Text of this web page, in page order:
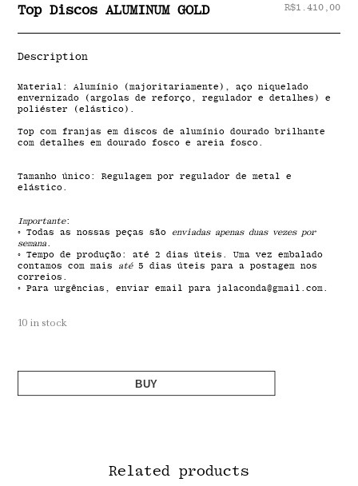
Top Discos ALUMINUM GOLD R$1.410,00
Description
Material: Alumínio (majoritariamente), aço niquelado
envernizado (argolas de reforço, regulador e detalhes) e
poliéster (elástico).
Top com franjas em discos de alumínio dourado brilhante
com detalhes em dourado fosco e areia fosco.
Tamanho único: Regulagem por regulador de metal e
elástico.
Importante:
◦ Todas as nossas peças são enviadas apenas duas vezes por
semana .
◦ Tempo de produção: até 2 dias úteis. Uma vez embalado
contamos com mais até5 dias úteis para a postagem nos
correios.
◦ Para urgências, enviar email para jalaconda@gmail.com.
10 in stock
BUY
Related products